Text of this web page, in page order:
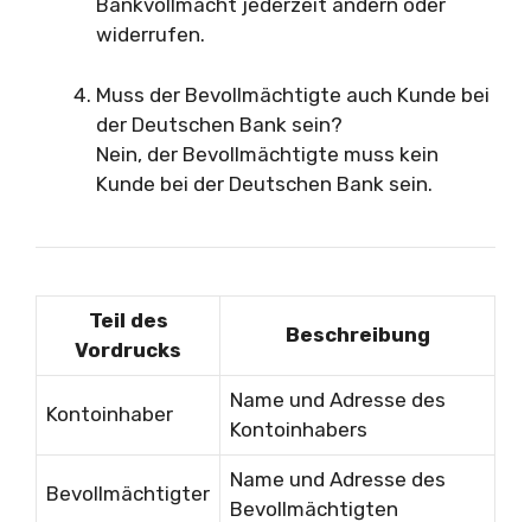
Bankvollmacht jederzeit ändern oder
widerrufen.
Muss der Bevollmächtigte auch Kunde bei
der Deutschen Bank sein?
Nein, der Bevollmächtigte muss kein
Kunde bei der Deutschen Bank sein.
Teil des
Vordrucks
Beschreibung
Kontoinhaber
Name und Adresse des
Kontoinhabers
Bevollmächtigter
Name und Adresse des
Bevollmächtigten